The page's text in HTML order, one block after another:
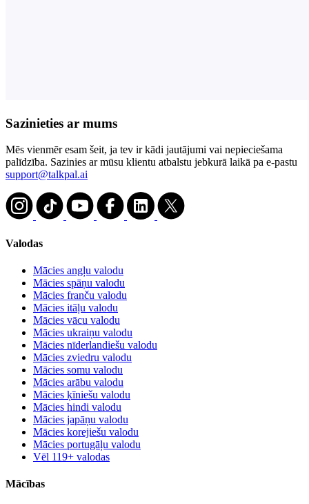
Sazinieties ar mums
Mēs vienmēr esam šeit, ja tev ir kādi jautājumi vai nepieciešama
palīdzība. Sazinies ar mūsu klientu atbalstu jebkurā laikā pa e-pastu
support@talkpal.ai
Valodas
Mācies angļu valodu
Mācies spāņu valodu
Mācies franču valodu
Mācies itāļu valodu
Mācies vācu valodu
Mācies ukraiņu valodu
Mācies nīderlandiešu valodu
Mācies zviedru valodu
Mācies somu valodu
Mācies arābu valodu
Mācies ķīniešu valodu
Mācies hindi valodu
Mācies japāņu valodu
Mācies korejiešu valodu
Mācies portugāļu valodu
Vēl 119+ valodas
Mācības